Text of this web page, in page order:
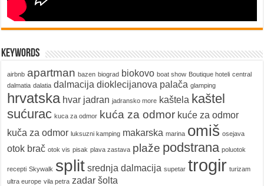
keywords
airbnb apartman bazen biograd biokovo boat show Boutique hoteli central
dalmatia dalatia dalmacija dioklecijanova palača glamping
hrvatska hvar jadran jadransko more kaštela kaštel
sućurac kuca za odmor kuća za odmor kuće za odmor
kuča za odmor luksuzni kamping makarska marina omiš osejava
otok brač otok vis pisak plava zastava plaže podstrana poluotok
recepti Skywalk split srednja dalmacija supetar trogir turizam
ultra europe vila petra zadar šolta